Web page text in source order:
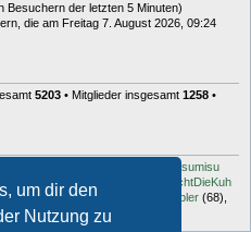
um dir den
Nutzung zu
Besuchern der letzten 5 Minuten)
die am Freitag 7. August 2026, 09:24
5203 • Mitglieder insgesamt 1258 •
sumisu
markus.whatever
MuhMachtDieKuh
Öröc(71),zokker000 vfbler (68),
(56)